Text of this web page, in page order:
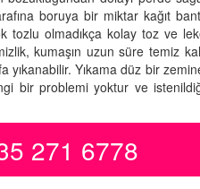
boruya bir miktar kağıt
tozlu olmadıkça kolay toz ve
kumaşın uzun süre temiz
Yıkama düz bir zemine
bir problemi yoktur ve
271 6778